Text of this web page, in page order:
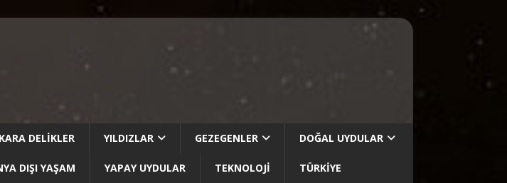
KARA DELIKLER YILDIZLAR GEZEGENLER DOĞAL UYDULAR
DIŞI YAŞAM YAPAY UYDULAR TEKNOLOJI TÜRKIYE